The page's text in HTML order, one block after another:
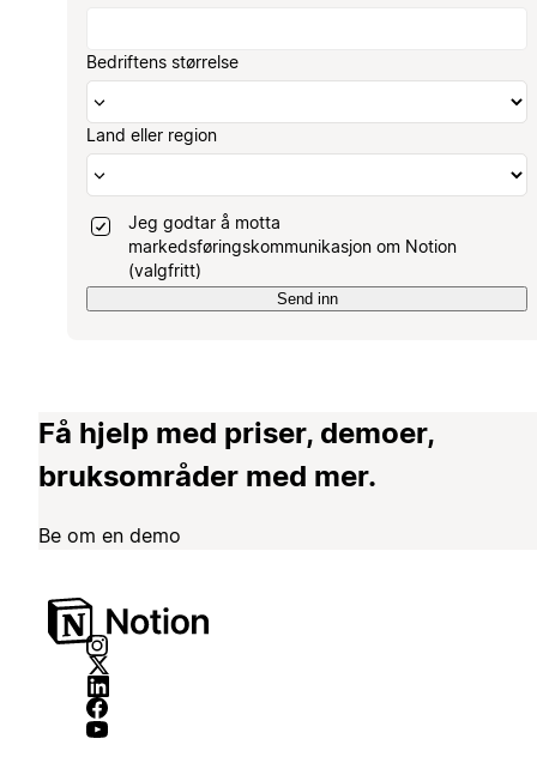
Bedriftens størrelse
Land eller region
Jeg godtar å motta
markedsføringskommunikasjon om Notion
(valgfritt)
Send inn
Få hjelp med priser, demoer,
bruksområder med mer.
Be om en demo